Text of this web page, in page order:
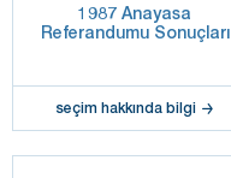
1987 Anayasa
Referandumu Sonuçları
seçim hakkında bilgi